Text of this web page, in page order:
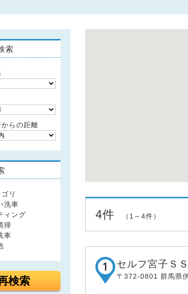
索
らの距離
リ
洗車
ィング
掃
車
検索
4件 （1～4件）
セルフ宮子ＳＳ
〒372-0801 群馬県